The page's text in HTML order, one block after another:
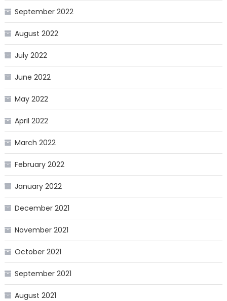
September 2022
August 2022
July 2022
June 2022
May 2022
April 2022
March 2022
February 2022
January 2022
December 2021
November 2021
October 2021
September 2021
August 2021